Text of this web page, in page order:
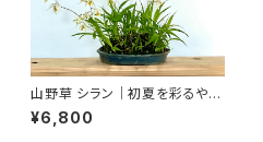
山野草 シラン｜初夏を彩るやわ
らかな花｜育てやすい山野草｜
高さ25cm
¥6,800